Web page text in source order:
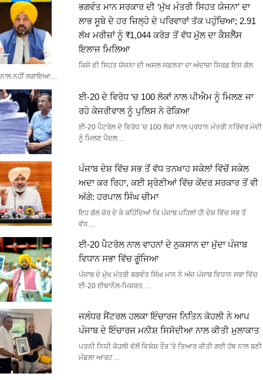
ਭਗਵੰਤ ਮਾਨ ਸਰਕਾਰ ਦੀ ‘ਮੁੱਖ ਮੰਤਰੀ ਸਿਹਤ ਯੋਜਨਾ’ ਦਾ
ਲਾਭ ਸੂਬੇ ਦੇ ਹਰ ਜ਼ਿਲ੍ਹੇ ਦੇ ਪਰਿਵਾਰਾਂ ਤੱਕ ਪਹੁੰਚਿਆ; 2.91
ਲੱਖ ਮਰੀਜ਼ਾਂ ਨੂੰ ₹1,044 ਕਰੋੜ ਤੋਂ ਵੱਧ ਮੁੱਲ ਦਾ ਕੈਸ਼ਲੈੱਸ
ਇਲਾਜ ਮਿਲਿਆ
ਕਿਸੇ ਵੀ ਸਿਹਤ ਯੋਜਨਾ ਦੀ ਅਸਲ ਸਫ਼ਲਤਾ ਦਾ ਅੰਦਾਜ਼ਾ ਸਿਰਫ਼ ਇਸ ਗੱਲ
ਨਾਲ ਨਹੀਂ ਲਗਾਇਆ…
ਈ-20 ਦੇ ਵਿਰੋਧ ‘ਚ 100 ਲੋਕਾਂ ਨਾਲ ਪੀਐਮ ਨੂੰ ਮਿਲਣ ਜਾ
ਰਹੇ ਕੇਜਰੀਵਾਲ ਨੂੰ ਪੁਲਿਸ ਨੇ ਰੋਕਿਆ
ਈ-20 ਪੈਟਰੋਲ ਦੇ ਵਿਰੋਧ 'ਚ 100 ਲੋਕਾਂ ਨਾਲ ਪ੍ਰਧਾਨ ਮੰਤਰੀ ਨਰਿੰਦਰ ਮੋਦੀ
ਨੂੰ ਮਿਲਣ ਪੈਦਲ…
ਪੰਜਾਬ ਦੇਸ਼ ਵਿੱਚ ਸਭ ਤੋਂ ਵੱਧ ਤਨਖਾਹ ਸਕੇਲਾਂ ਵਿੱਚੋਂ ਸਕੇਲ
ਅਦਾ ਕਰ ਰਿਹਾ, ਕਈ ਸ਼੍ਰੇਣੀਆਂ ਵਿੱਚ ਕੇਂਦਰ ਸਰਕਾਰ ਤੋਂ ਵੀ
ਅੱਗੇ: ਹਰਪਾਲ ਸਿੰਘ ਚੀਮਾ
ਇਹ ਗੱਲ ਜ਼ੋਰ ਦੇ ਕੇ ਕਹਿੰਦਿਆਂ ਕਿ ਪੰਜਾਬ ਪਹਿਲਾਂ ਹੀ ਦੇਸ਼ ਵਿੱਚ ਸਭ ਤੋਂ
ਵੱਧ…
ਈ-20 ਪੈਟਰੋਲ ਨਾਲ ਵਾਹਨਾਂ ਦੇ ਨੁਕਸਾਨ ਦਾ ਮੁੱਦਾ ਪੰਜਾਬ
ਵਿਧਾਨ ਸਭਾ ਵਿੱਚ ਗੂੰਜਿਆ
ਪੰਜਾਬ ਦੇ ਮੁੱਖ ਮੰਤਰੀ ਭਗਵੰਤ ਸਿੰਘ ਮਾਨ ਨੇ ਅੱਜ ਪੰਜਾਬ ਵਿਧਾਨ ਸਭਾ ਵਿੱਚ
ਈ-20 ਈਥਾਨੌਲ-ਮਿਸ਼ਰਤ…
ਜਲੰਧਰ ਸੈਂਟਰਲ ਹਲਕਾ ਇੰਚਾਰਜ ਨਿਤਿਨ ਕੋਹਲੀ ਨੇ ਆਪ
ਪੰਜਾਬ ਦੇ ਇੰਚਾਰਜ ਮਨੀਸ਼ ਸਿਸੋਦੀਆ ਨਾਲ ਕੀਤੀ ਮੁਲਾਕਾਤ
ਪਤਨੀ ਨਿਧੀ ਕੋਹਲੀ ਵੱਲੋਂ ਵਿਸ਼ੇਸ਼ ਤੌਰ 'ਤੇ ਤਿਆਰ ਕੀਤੀ ਗਈ ਹੱਥ ਨਾਲ ਬਣੀ
ਮੰਡਲਾ ਆਰਟ…